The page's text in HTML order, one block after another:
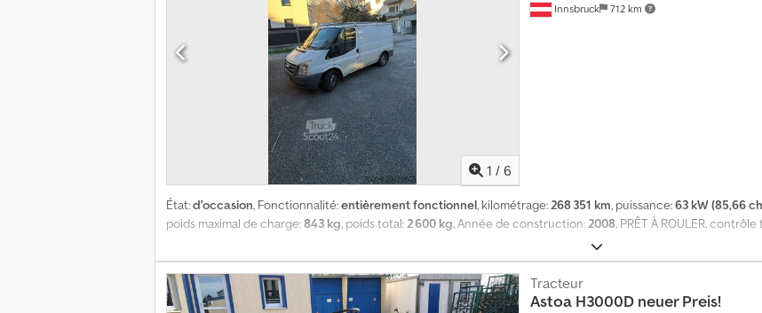
1 / 6
Innsbruck 712 km
État:d'occasion, Fonctionnalité:entièrement fonctionnel, kilométrage:268 351 km, puissance:63 kW (85,66
poids maximal de charge:843 kg, poids total:2 600 kg, Année de construction:2008, PRÊT À ROULER,
Tracteur
Astoa H3000D neuer Preis!